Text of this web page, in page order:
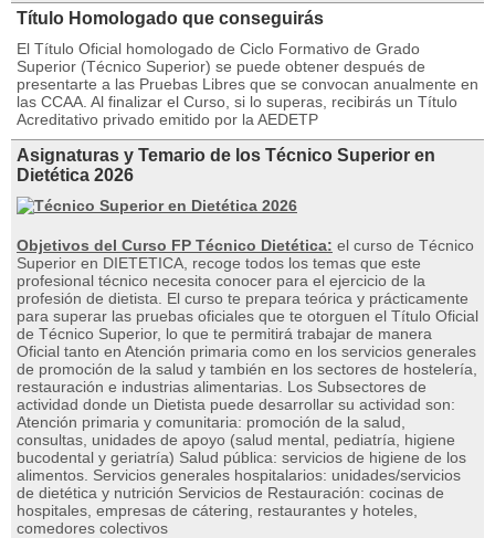
Título Homologado que conseguirás
El Título Oficial homologado de Ciclo Formativo de Grado
Superior (Técnico Superior) se puede obtener después de
presentarte a las Pruebas Libres que se convocan anualmente en
las CCAA. Al finalizar el Curso, si lo superas, recibirás un Título
Acreditativo privado emitido por la AEDETP
Asignaturas y Temario de los Técnico Superior en
Dietética 2026
Objetivos del Curso FP Técnico Dietética: el curso de Técnico
Superior en DIETETICA, recoge todos los temas que este
profesional técnico necesita conocer para el ejercicio de la
profesión de dietista. El curso te prepara teórica y prácticamente
para superar las pruebas oficiales que te otorguen el Título Oficial
de Técnico Superior, lo que te permitirá trabajar de manera
Oficial tanto en Atención primaria como en los servicios generales
de promoción de la salud y también en los sectores de hostelería,
restauración e industrias alimentarias. Los Subsectores de
actividad donde un Dietista puede desarrollar su actividad son:
Atención primaria y comunitaria: promoción de la salud,
consultas, unidades de apoyo (salud mental, pediatría, higiene
bucodental y geriatría) Salud pública: servicios de higiene de los
alimentos. Servicios generales hospitalarios: unidades/servicios
de dietética y nutrición Servicios de Restauración: cocinas de
hospitales, empresas de cátering, restaurantes y hoteles,
comedores colectivos